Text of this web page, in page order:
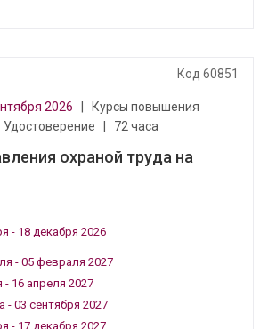
Код 60851
2026
Курсы повышения
Удостоверение 72 часа
охраной труда на
- 18 декабря 2026
- 05 февраля 2027
- 16 апреля 2027
- 03 сентября 2027
- 17 декабря 2027